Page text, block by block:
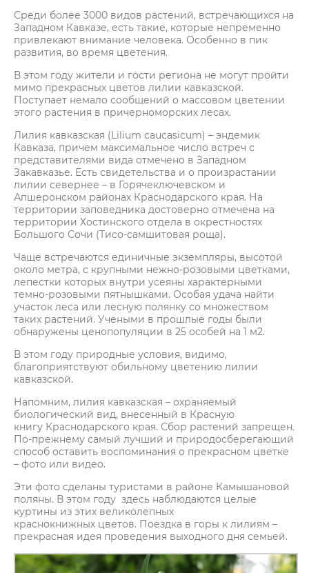
Среди более 3000 видов растений, встречающихся на
Западном Кавказе, есть такие, которые непременно
привлекают внимание человека. Особенно в пик
развития, во время цветения.
В этом году жители и гости региона не могут пройти
мимо прекрасных цветов лилии кавказской.
Поступает немало сообщений о массовом цветении
этого растения в причерноморских лесах.
Лилия кавказская (Lilium caucasicum) – эндемик
Кавказа, причем максимальное число встреч с
представителями вида отмечено в Западном
Закавказье. Есть свидетельства и о произрастании
лилии севернее – в Горячеключевском и
Апшеронском районах Краснодарского края. На
территории заповедника достоверно отмечена на
территории Хостинского отдела в окрестностях
Большого Сочи (Тисо-самшитовая роща).
Чаще встречаются единичные экземпляры, высотой
около метра, с крупными нежно-розовыми цветками,
лепестки которых внутри усеяны характерными
темно-розовыми пятнышками. Особая удача найти
участок леса или лесную полянку со множеством
таких растений. Учеными в прошлые годы были
обнаружены ценопопуляции в 25 особей на 1 м2.
В этом году природные условия, видимо,
благоприятствуют обильному цветению лилии
кавказской.
Напомним, лилия кавказская – охраняемый
биологический вид, внесенный в Красную
книгу Краснодарского края. Сбор растений запрещен.
По-прежнему самый лучший и природосберегающий
способ оставить воспоминания о прекрасном цветке
– фото или видео.
Эти фото сделаны туристами в районе Камышановой
поляны. В этом году здесь наблюдаются целые
куртины из этих великолепных
краснокнижных цветов. Поездка в горы к лилиям –
прекрасная идея проведения выходного дня семьей.